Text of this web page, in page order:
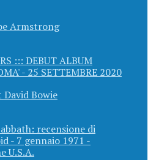
Armstrong
::: DEBUT ALBUM
- 25 SETTEMBRE 2020
Bowie
recensione di
- 7 gennaio 1971 -
U.S.A.